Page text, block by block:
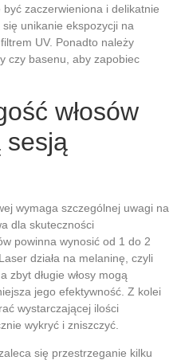
zaczerwieniona i delikatnie
unikanie ekspozycji na
UV. Ponadto należy
czy basenu, aby zapobiec
włosów
sesją
wymaga szczególnej uwagi na
dla skuteczności
powinna wynosić od 1 do 2
działa na melaninę, czyli
zbyt długie włosy mogą
jego efektywność. Z kolei
wystarczającej ilości
wykryć i zniszczyć.
się przestrzeganie kilku